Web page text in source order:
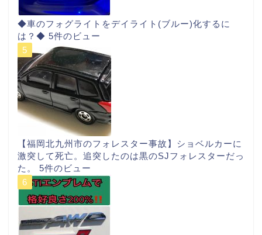
◆車のフォグライトをデイライト(ブルー)化するに
は？◆ 5件のビュー
【福岡北九州市のフォレスター事故】ショベルカーに
激突して死亡。追突したのは黒のSJフォレスターだっ
た。 5件のビュー